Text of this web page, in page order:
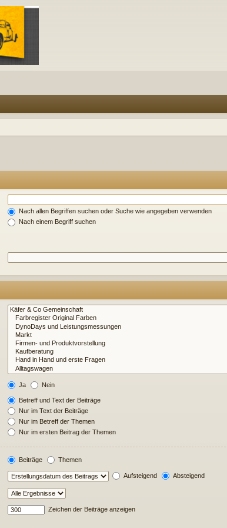
Nach allen Begriffen suchen oder Suche wie angegeben verwenden
Nach einem Begriff suchen
Ja Nein
Betreff und Text der Beiträge
Nur im Text der Beiträge
Nur im Betreff der Themen
Nur im ersten Beitrag der Themen
Beiträge Themen
Aufsteigend Absteigend
Zeichen der Beiträge anzeigen